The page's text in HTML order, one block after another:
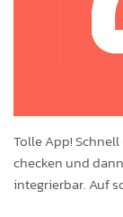
Tolle App!
checken und
integrierbar. Auf